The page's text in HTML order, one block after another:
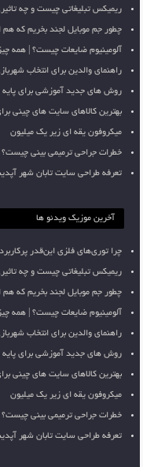
ریمیکس تبلیغاتی چیست و چه
چطور جم موبایل لجند بخریم که
آلومینیوم ضایعات چیست؟ | همه
راهنمای والدین برای انتخاب
روش های جدید آموزشی برای
بهترین کالاهای سایت های چینی
میکروفون یقه ای زیر یک میلیون
خطرات جراحی ترمیمی بینی چیست؟
تعرفه طراحی سایت تابان شهر
آخرین موزیک ویدئو ها
چرا توری‌های فلزی این‌قدر
ریمیکس تبلیغاتی چیست و چه
چطور جم موبایل لجند بخریم که
آلومینیوم ضایعات چیست؟ | همه
راهنمای والدین برای انتخاب
روش های جدید آموزشی برای
بهترین کالاهای سایت های چینی
میکروفون یقه ای زیر یک میلیون
خطرات جراحی ترمیمی بینی چیست؟
تعرفه طراحی سایت تابان شهر